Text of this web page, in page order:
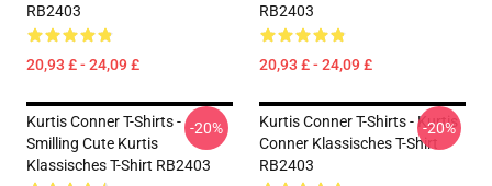
RB2403
20,93 £ - 24,09 £
RB2403
20,93 £ - 24,09 £
Kurtis Conner T-Shirts -
Smilling Cute Kurtis
Klassisches T-Shirt RB2403
-20%
Kurtis Conner T-Shirts - Kurtis
Conner Klassisches T-Shirt
RB2403
-20%